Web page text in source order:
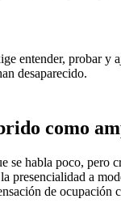
entender, probar y
desaparecido.
como
se habla poco, pero
presencialidad a
de ocupación